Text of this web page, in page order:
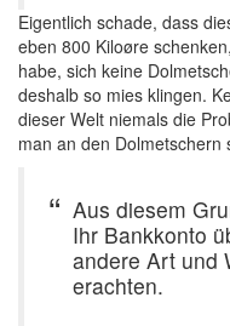
Eigentlich schade, dass
eben 800 Kiloøre
habe, sich keine
deshalb so mies klingen.
dieser Welt niemals die
man an den Dolmetschern
Aus diesem
Ihr Bankkonto
andere Art und
erachten.